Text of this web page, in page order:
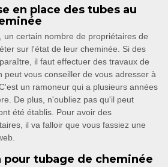
en place des tubes au
un certain nombre de propriétaires de
sur l'état de leur cheminée. Si des
il faut effectuer des travaux de
peut vous conseiller de vous adresser à
un ramoneur qui a plusieurs années
De plus, n'oubliez pas qu'il peut
été établis. Pour avoir des
il va falloir que vous fassiez une
pour tubage de cheminée